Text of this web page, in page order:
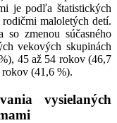
je podľa štatistických
maloletých detí.
zmenou súčasného
vekových skupinách
45 až 54 rokov (46,7
(41,6 %).
vysielaných